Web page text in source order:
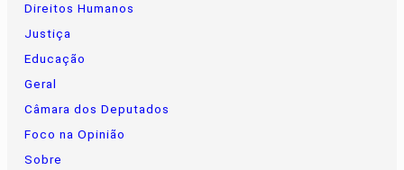
Direitos Humanos
Justiça
Educação
Geral
Câmara dos Deputados
Foco na Opinião
Sobre